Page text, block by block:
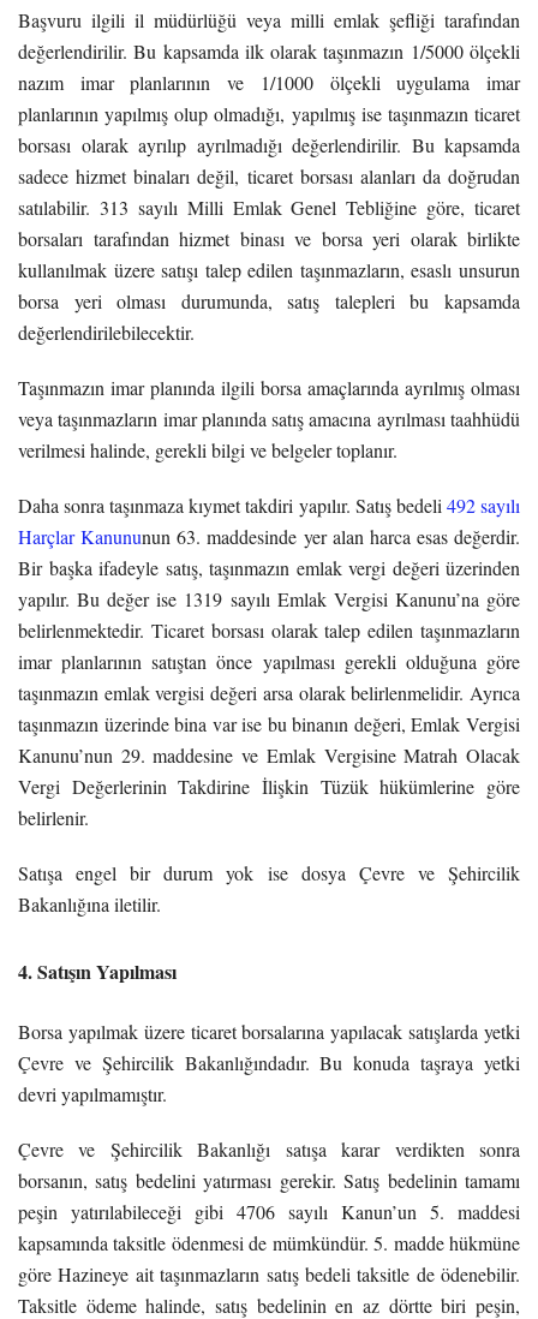
Başvuru ilgili il müdürlüğü veya milli emlak şefliği tarafından
değerlendirilir. Bu kapsamda ilk olarak taşınmazın 1/5000 ölçekli
nazım imar planlarının ve 1/1000 ölçekli uygulama imar
planlarının yapılmış olup olmadığı, yapılmış ise taşınmazın ticaret
borsası olarak ayrılıp ayrılmadığı değerlendirilir. Bu kapsamda
sadece hizmet binaları değil, ticaret borsası alanları da doğrudan
satılabilir. 313 sayılı Milli Emlak Genel Tebliğine göre, ticaret
borsaları tarafından hizmet binası ve borsa yeri olarak birlikte
kullanılmak üzere satışı talep edilen taşınmazların, esaslı unsurun
borsa yeri olması durumunda, satış talepleri bu kapsamda
değerlendirilebilecektir.
Taşınmazın imar planında ilgili borsa amaçlarında ayrılmış olması
veya taşınmazların imar planında satış amacına ayrılması taahhüdü
verilmesi halinde, gerekli bilgi ve belgeler toplanır.
Daha sonra taşınmaza kıymet takdiri yapılır. Satış bedeli 492 sayılı
Harçlar Kanununun 63. maddesinde yer alan harca esas değerdir.
Bir başka ifadeyle satış, taşınmazın emlak vergi değeri üzerinden
yapılır. Bu değer ise 1319 sayılı Emlak Vergisi Kanunu’na göre
belirlenmektedir. Ticaret borsası olarak talep edilen taşınmazların
imar planlarının satıştan önce yapılması gerekli olduğuna göre
taşınmazın emlak vergisi değeri arsa olarak belirlenmelidir. Ayrıca
taşınmazın üzerinde bina var ise bu binanın değeri, Emlak Vergisi
Kanunu’nun 29. maddesine ve Emlak Vergisine Matrah Olacak
Vergi Değerlerinin Takdirine İlişkin Tüzük hükümlerine göre
belirlenir.
Satışa engel bir durum yok ise dosya Çevre ve Şehircilik
Bakanlığına iletilir.
4. Satışın Yapılması
Borsa yapılmak üzere ticaret borsalarına yapılacak satışlarda yetki
Çevre ve Şehircilik Bakanlığındadır. Bu konuda taşraya yetki
devri yapılmamıştır.
Çevre ve Şehircilik Bakanlığı satışa karar verdikten sonra
borsanın, satış bedelini yatırması gerekir. Satış bedelinin tamamı
peşin yatırılabileceği gibi 4706 sayılı Kanun’un 5. maddesi
kapsamında taksitle ödenmesi de mümkündür. 5. madde hükmüne
göre Hazineye ait taşınmazların satış bedeli taksitle de ödenebilir.
Taksitle ödeme halinde, satış bedelinin en az dörtte biri peşin,